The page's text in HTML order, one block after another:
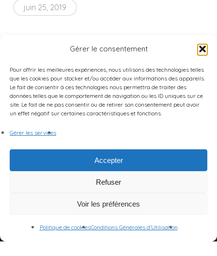
Gérer le consentement
Pour offrir les meilleures expériences, nous utilisons des technologies telles
que les cookies pour stocker et/ou accéder aux informations des appareils.
Le fait de consentir à ces technologies nous permettra de traiter des
données telles que le comportement de navigation ou les ID uniques sur ce
site. Le fait de ne pas consentir ou de retirer son consentement peut avoir
un effet négatif sur certaines caractéristiques et fonctions.
Gérer les services
Accepter
Refuser
Voir les préférences
Politique de cookiesConditions Générales d’Utilisation
juin 25, 2019